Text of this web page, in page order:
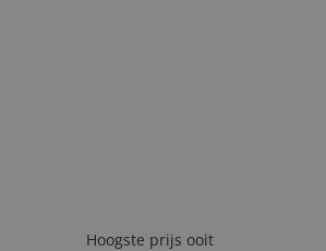
Hoogste prijs ooit